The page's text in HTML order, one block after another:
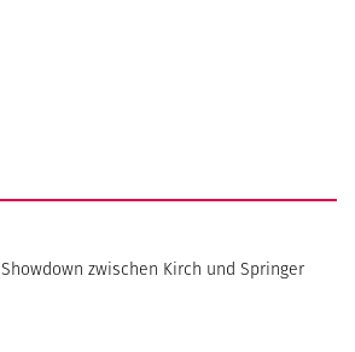
Showdown zwischen Kirch und Springer